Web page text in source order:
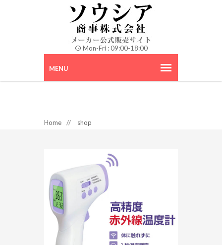
Mon-Fri : 09:00-18:00
Home // shop